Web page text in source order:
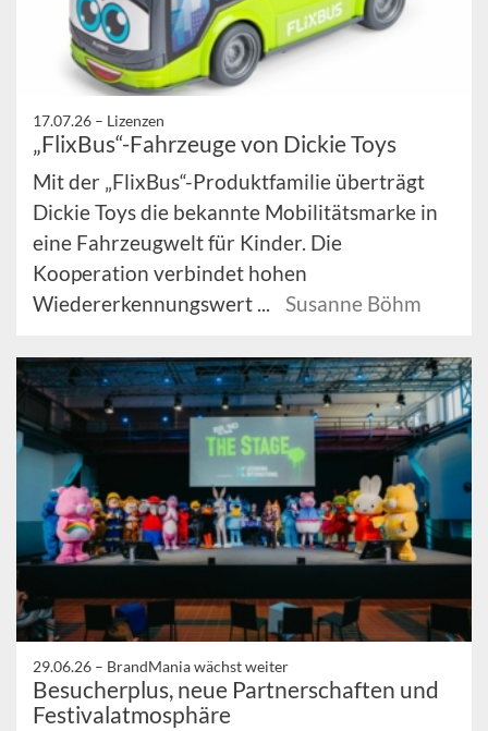
17.07.26 – Lizenzen
„FlixBus“-Fahrzeuge von Dickie Toys
Mit der „FlixBus“-Produktfamilie überträgt
Dickie Toys die bekannte Mobilitätsmarke in
eine Fahrzeugwelt für Kinder. Die
Kooperation verbindet hohen
Wiedererkennungswert ...
Susanne Böhm
29.06.26 – BrandMania wächst weiter
Besucherplus, neue Partnerschaften und
Festivalatmosphäre